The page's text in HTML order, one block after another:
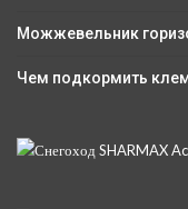
Можжевельник
Чем подкормить